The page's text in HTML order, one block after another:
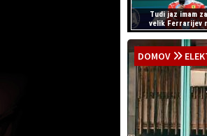
Tudi jaz imam
velik Ferrarijev
DOMOV